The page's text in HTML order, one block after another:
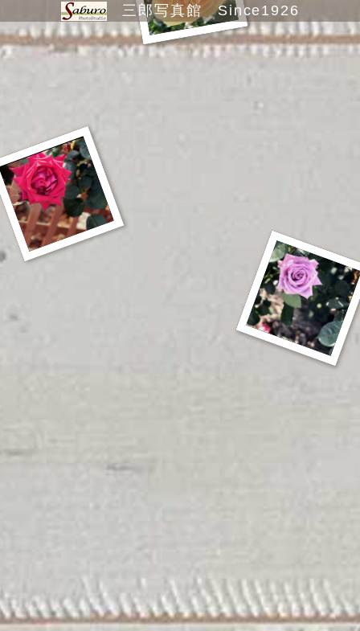
三郎写真館 Since1926
What's New
お知らせ
撮影メニュー
Gallery
ギャラリー